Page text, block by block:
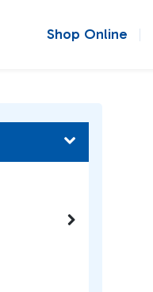
Shop Online